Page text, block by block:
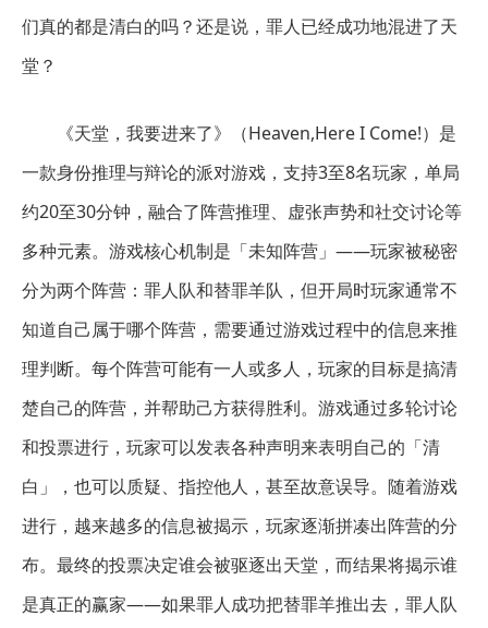
们真的都是清白的吗？还是说，罪人已经成功地混进了天
堂？
《天堂，我要进来了》（Heaven,Here I Come!）是
一款身份推理与辩论的派对游戏，支持3至8名玩家，单局
约20至30分钟，融合了阵营推理、虚张声势和社交讨论等
多种元素。游戏核心机制是「未知阵营」——玩家被秘密
分为两个阵营：罪人队和替罪羊队，但开局时玩家通常不
知道自己属于哪个阵营，需要通过游戏过程中的信息来推
理判断。每个阵营可能有一人或多人，玩家的目标是搞清
楚自己的阵营，并帮助己方获得胜利。游戏通过多轮讨论
和投票进行，玩家可以发表各种声明来表明自己的「清
白」，也可以质疑、指控他人，甚至故意误导。随着游戏
进行，越来越多的信息被揭示，玩家逐渐拼凑出阵营的分
布。最终的投票决定谁会被驱逐出天堂，而结果将揭示谁
是真正的赢家——如果罪人成功把替罪羊推出去，罪人队